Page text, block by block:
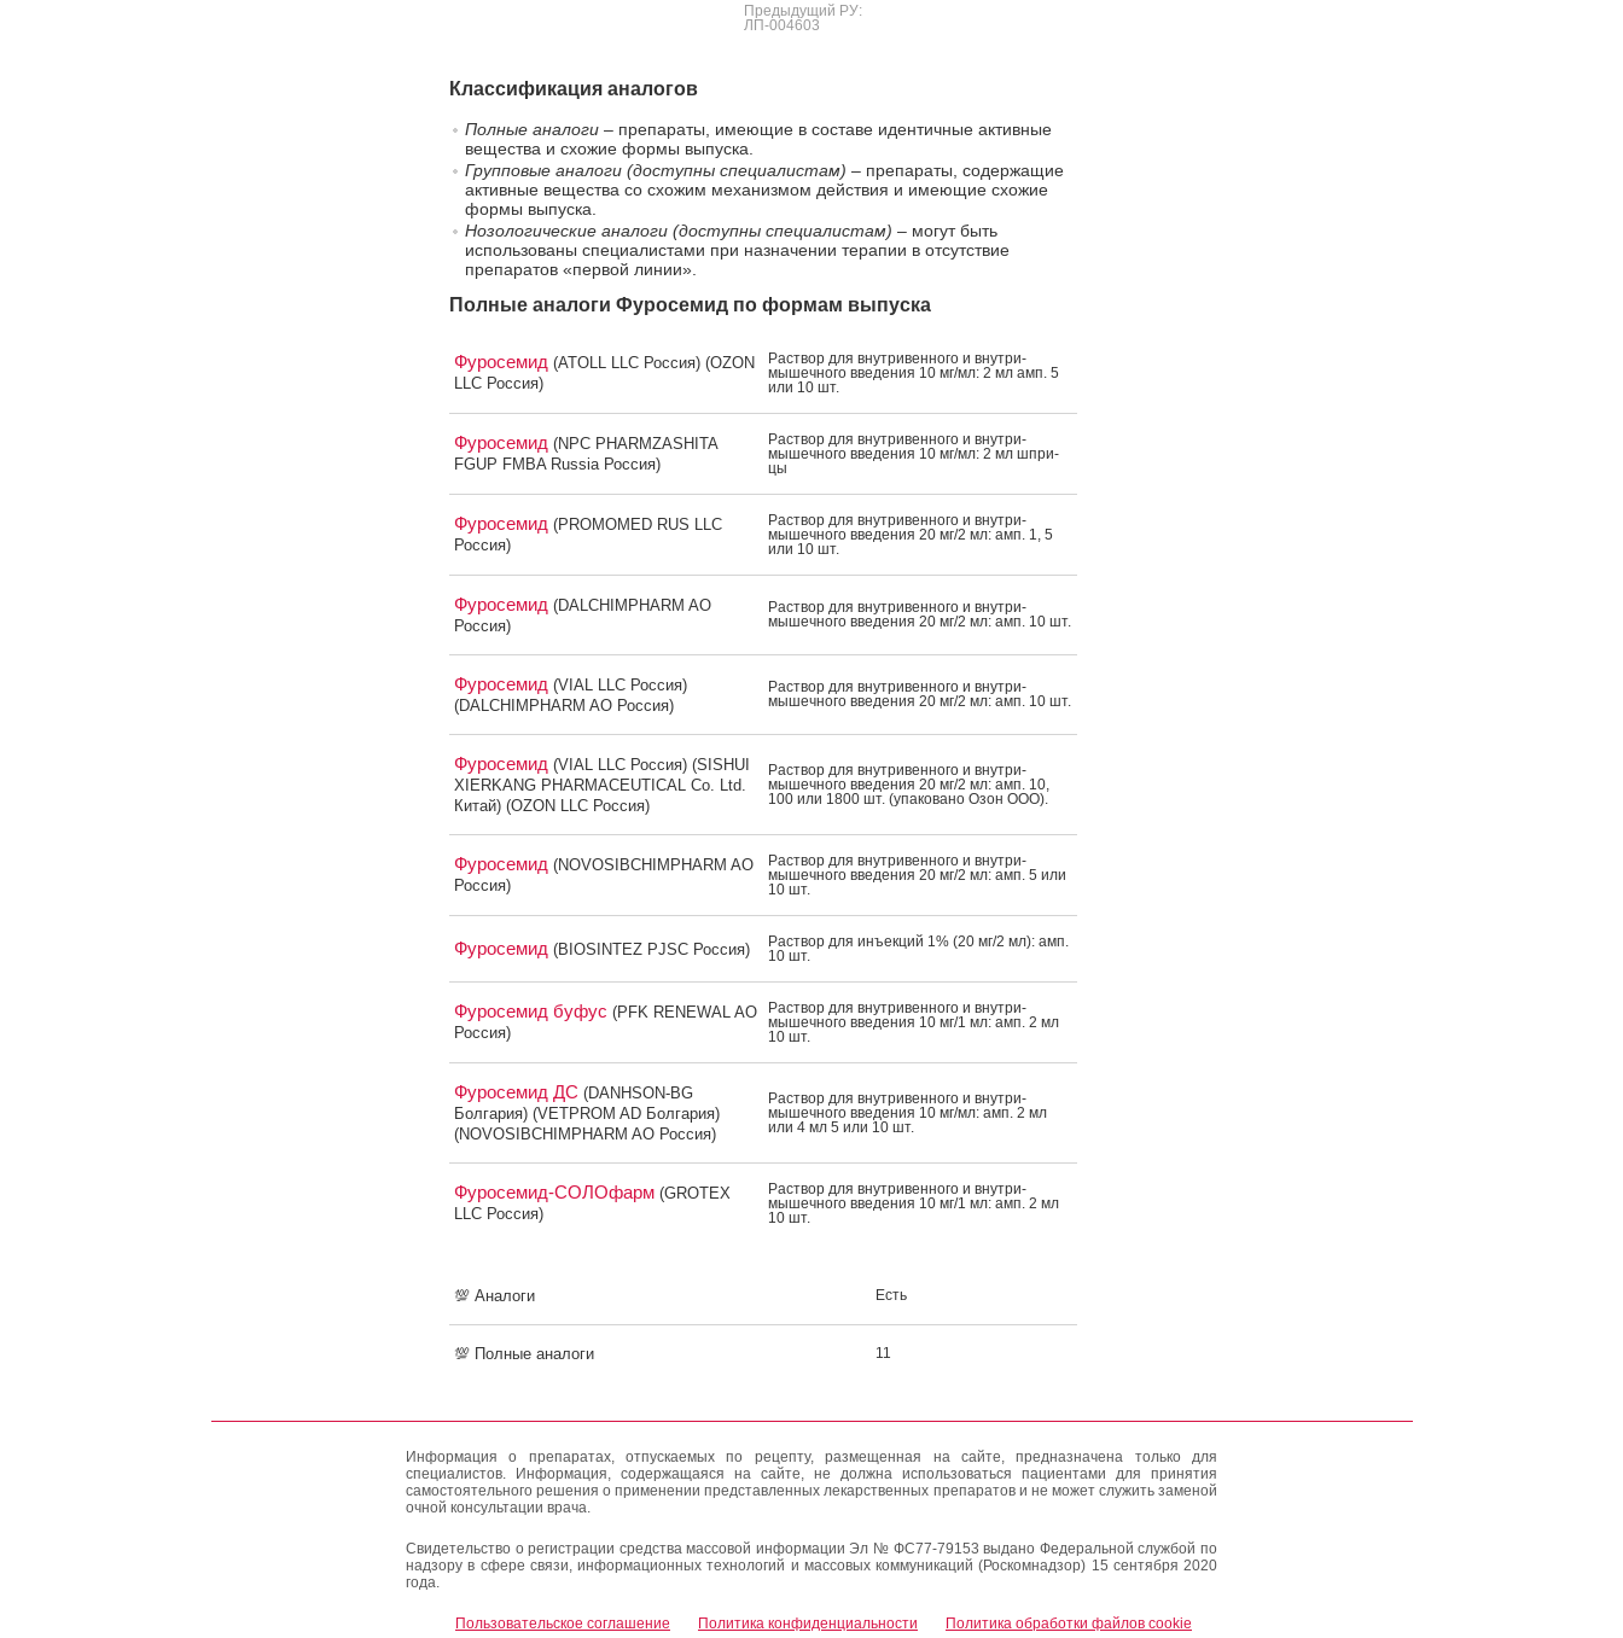
Предыдущий РУ:
ЛП-004603
Классификация аналогов
Полные аналоги– препараты, имеющие в составе идентичные активные
вещества и схожие формы выпуска.
Групповые аналоги (доступны специалистам) – препараты, содержащие
активные вещества со схожим механизмом действия и имеющие схожие
формы выпуска.
Нозологические аналоги (доступны специалистам) – могут быть
использованы специалистами при назначении терапии в отсутствие
препаратов «первой линии».
Полные аналоги Фуросемид по формам выпуска
Фуросемид (ATOLL LLC Россия) (OZON
LLC Россия)
Рас­твор для внут­ри­вен­но­го и внут­ри­
мышеч­но­го вве­дения 10 мг/мл: 2 мл амп. 5
или 10 шт.
Фуросемид (NPC PHARMZASHITA
FGUP FMBA Russia Россия)
Рас­твор для внут­ри­вен­но­го и внут­ри­
мышеч­но­го вве­дения 10 мг/мл: 2 мл шпри­
цы
Фуросемид (PROMOMED RUS LLC
Россия)
Рас­твор для внут­ри­вен­но­го и внут­ри­
мышеч­но­го вве­дения 20 мг/2 мл: амп. 1, 5
или 10 шт.
Фуросемид (DALCHIMPHARM AO
Россия)
Рас­твор для внут­ри­вен­но­го и внут­ри­
мышеч­но­го вве­дения 20 мг/2 мл: амп. 10 шт.
Фуросемид (VIAL LLC Россия)
(DALCHIMPHARM AO Россия)
Рас­твор для внут­ри­вен­но­го и внут­ри­
мышеч­но­го вве­дения 20 мг/2 мл: амп. 10 шт.
Фуросемид (VIAL LLC Россия) (SISHUI
XIERKANG PHARMACEUTICAL Co. Ltd.
Китай) (OZON LLC Россия)
Рас­твор для внут­ри­вен­но­го и внут­ри­
мышеч­но­го вве­дения 20 мг/2 мл: амп. 10,
100 или 1800 шт. (упа­кова­но Озон О­ОО).
Фуросемид (NOVOSIBCHIMPHARM AO
Россия)
Рас­твор для внут­ри­вен­но­го и внут­ри­
мышеч­но­го вве­дения 20 мг/2 мл: амп. 5 или
10 шт.
Фуросемид (BIOSINTEZ PJSC Россия)
Рас­твор для инъ­ек­ций 1% (20 мг/2 мл): амп.
10 шт.
Фуросемид буфус (PFK RENEWAL AO
Россия)
Рас­твор для внут­ри­вен­но­го и внут­ри­
мышеч­но­го вве­дения 10 мг/1 мл: амп. 2 мл
10 шт.
Фуросемид ДС (DANHSON-BG
Болгария) (VETPROM AD Болгария)
(NOVOSIBCHIMPHARM AO Россия)
Рас­твор для внут­ри­вен­но­го и внут­ри­
мышеч­но­го вве­дения 10 мг/мл: амп. 2 мл
или 4 мл 5 или 10 шт.
Фуросемид-СОЛОфарм (GROTEX
LLC Россия)
Рас­твор для внут­ри­вен­но­го и внут­ри­
мышеч­но­го вве­дения 10 мг/1 мл: амп. 2 мл
10 шт.
💯 Аналоги Есть
💯 Полные аналоги 11
Информация о препаратах, отпускаемых по рецепту, размещенная на сайте, предназначена только для
специалистов. Информация, содержащаяся на сайте, не должна использоваться пациентами для принятия
самостоятельного решения о применении представленных лекарственных препаратов и не может служить заменой
очной консультации врача.
Свидетельство о регистрации средства массовой информации Эл № ФС77-79153 выдано Федеральной службой по
надзору в сфере связи, информационных технологий и массовых коммуникаций (Роскомнадзор) 15 сентября 2020
года.
Пользовательское соглашение Политика конфиденциальности Политика обработки файлов cookie